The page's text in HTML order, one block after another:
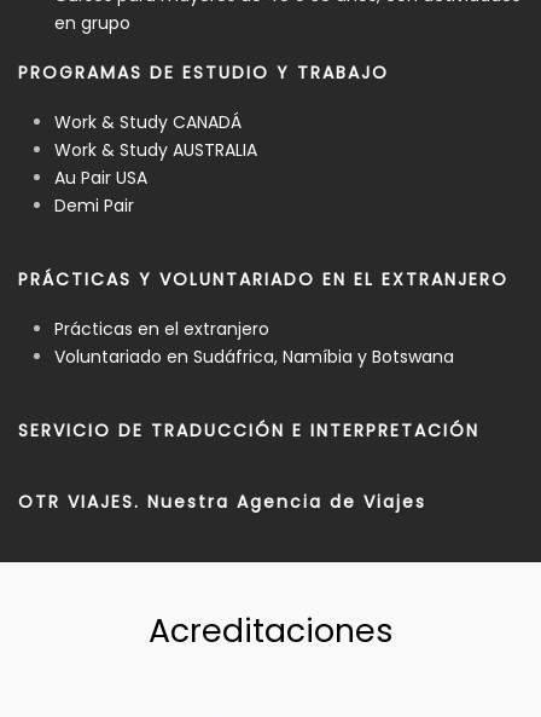
en grupo
PROGRAMAS DE ESTUDIO Y TRABAJO
Work & Study CANADÁ
Work & Study AUSTRALIA
Au Pair USA
Demi Pair
PRÁCTICAS Y VOLUNTARIADO EN EL EXTRANJERO
Prácticas en el extranjero
Voluntariado en Sudáfrica, Namíbia y Botswana
SERVICIO DE TRADUCCIÓN E INTERPRETACIÓN
OTR VIAJES. Nuestra Agencia de Viajes
Acreditaciones